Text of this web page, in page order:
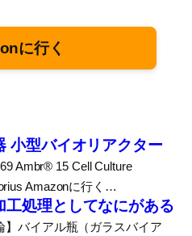
に行く
小型バイオリアクター
Ambr® 15 Cell Culture
Amazonに行く…
工処理としてなにがある
】バイアル瓶（ガラスバイア